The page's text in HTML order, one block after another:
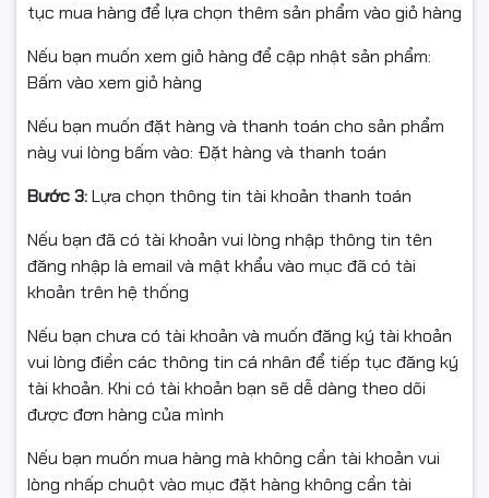
cao
đến 200Hz và thời gian đáp ứng 1ms, đáp ứng tốt nhu
cầu chơi game tốc độ cao. Tấm nền Fast IPS mang lại
chuyển động mượt mà, giảm hiện tượng xé hình và
bóng mờ khi chơi các tựa game hành động, FPS hoặc
eSports.
Công nghệ hỗ trợ chơi game mượt mà
Màn hình hỗ trợ ASUS Extreme Low Motion Blur, AMD
FreeSync™ Premium, tương thích G-SYNC và công
nghệ VESA AdaptiveSync, giúp trải nghiệm chơi game
mượt mà và ổn định hơn. Ngoài ra, màn hình đạt độ bao
phủ màu sRGB 99%, mang lại màu sắc và độ tương
phản tốt trong quá trình sử dụng.
tục mua hàng để lựa chọn thêm sản phẩm vào giỏ hàng
Nếu bạn muốn xem giỏ hàng để cập nhật sản phẩm:
Bấm vào xem giỏ hàng
Nếu bạn muốn đặt hàng và thanh toán cho sản phẩm
này vui lòng bấm vào: Đặt hàng và thanh toán
Bước 3:Lựa chọn thông tin tài khoản thanh toán
Nếu bạn đã có tài khoản vui lòng nhập thông tin tên
đăng nhập là email và mật khẩu vào mục đã có tài
khoản trên hệ thống
Nếu bạn chưa có tài khoản và muốn đăng ký tài khoản
vui lòng điền các thông tin cá nhân để tiếp tục đăng ký
tài khoản. Khi có tài khoản bạn sẽ dễ dàng theo dõi
được đơn hàng của mình
Nếu bạn muốn mua hàng mà không cần tài khoản vui
lòng nhấp chuột vào mục đặt hàng không cần tài